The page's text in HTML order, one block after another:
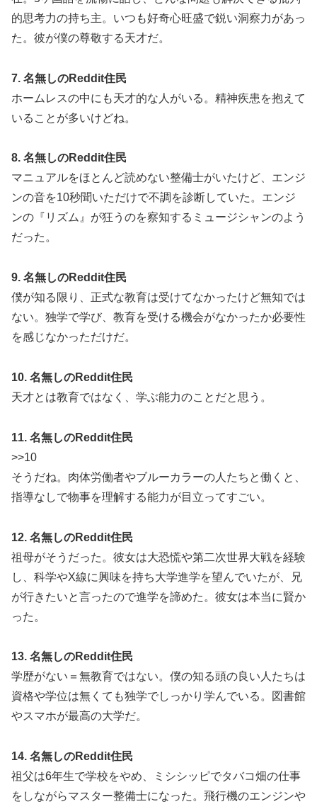
的思考力の持ち主。いつも好奇心旺盛で鋭い洞察力があっ
た。彼が僕の尊敬する天才だ。
7. 名無しのReddit住民
ホームレスの中にも天才的な人がいる。精神疾患を抱えて
いることが多いけどね。
8. 名無しのReddit住民
マニュアルをほとんど読めない整備士がいたけど、エンジ
ンの音を10秒聞いただけで不調を診断していた。エンジ
ンの『リズム』が狂うのを察知するミュージシャンのよう
だった。
9. 名無しのReddit住民
僕が知る限り、正式な教育は受けてなかったけど無知では
ない。独学で学び、教育を受ける機会がなかったか必要性
を感じなかっただけだ。
10. 名無しのReddit住民
天才とは教育ではなく、学ぶ能力のことだと思う。
11. 名無しのReddit住民
>>10
そうだね。肉体労働者やブルーカラーの人たちと働くと、
指導なしで物事を理解する能力が目立ってすごい。
12. 名無しのReddit住民
祖母がそうだった。彼女は大恐慌や第二次世界大戦を経験
し、科学やX線に興味を持ち大学進学を望んでいたが、兄
が行きたいと言ったので進学を諦めた。彼女は本当に賢か
った。
13. 名無しのReddit住民
学歴がない＝無教育ではない。僕の知る頭の良い人たちは
資格や学位は無くても独学でしっかり学んでいる。図書館
やスマホが最高の大学だ。
14. 名無しのReddit住民
祖父は6年生で学校をやめ、ミシシッピでタバコ畑の仕事
をしながらマスター整備士になった。飛行機のエンジンや